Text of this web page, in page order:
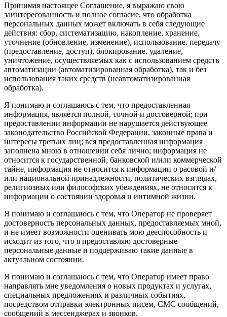
Принимая настоящее Соглашение, я выражаю свою
заинтересованность и полное согласие, что обработка
персональных данных может включать в себя следующие
действия: сбор, систематизацию, накопление, хранение,
уточнение (обновление, изменение), использование, передачу
(предоставление, доступ), блокирование, удаление,
уничтожение, осуществляемых как с использованием средств
автоматизации (автоматизированная обработка), так и без
использования таких средств (неавтоматизированная
обработка).
Я понимаю и соглашаюсь с тем, что предоставленная
информация, является полной, точной и достоверной; при
предоставлении информации не нарушается действующее
законодательство Российской Федерации, законные права и
интересы третьих лиц; вся предоставленная информация
заполнена мною в отношении себя лично; информация не
относится к государственной, банковской и/или коммерческой
тайне, информация не относится к информации о расовой и/
или национальной принадлежности, политических взглядах,
религиозных или философских убеждениях, не относится к
информации о состоянии здоровья и интимной жизни.
Я понимаю и соглашаюсь с тем, что Оператор не проверяет
достоверность персональных данных, предоставляемых мной,
и не имеет возможности оценивать мою дееспособность и
исходит из того, что я предоставляю достоверные
персональные данные и поддерживаю такие данные в
актуальном состоянии.
Я понимаю и соглашаюсь с тем, что Оператор имеет право
направлять мне уведомления о новых продуктах и услугах,
специальных предложениях и различных событиях,
посредством отправки электронных писем, СМС сообщений,
сообщений в мессенджерах и звонков.